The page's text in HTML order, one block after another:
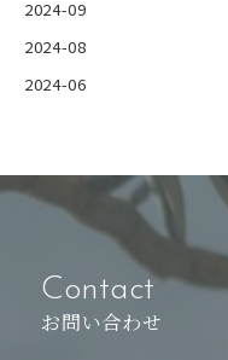
2024-09
2024-08
2024-06
Contact
お問い合わせ